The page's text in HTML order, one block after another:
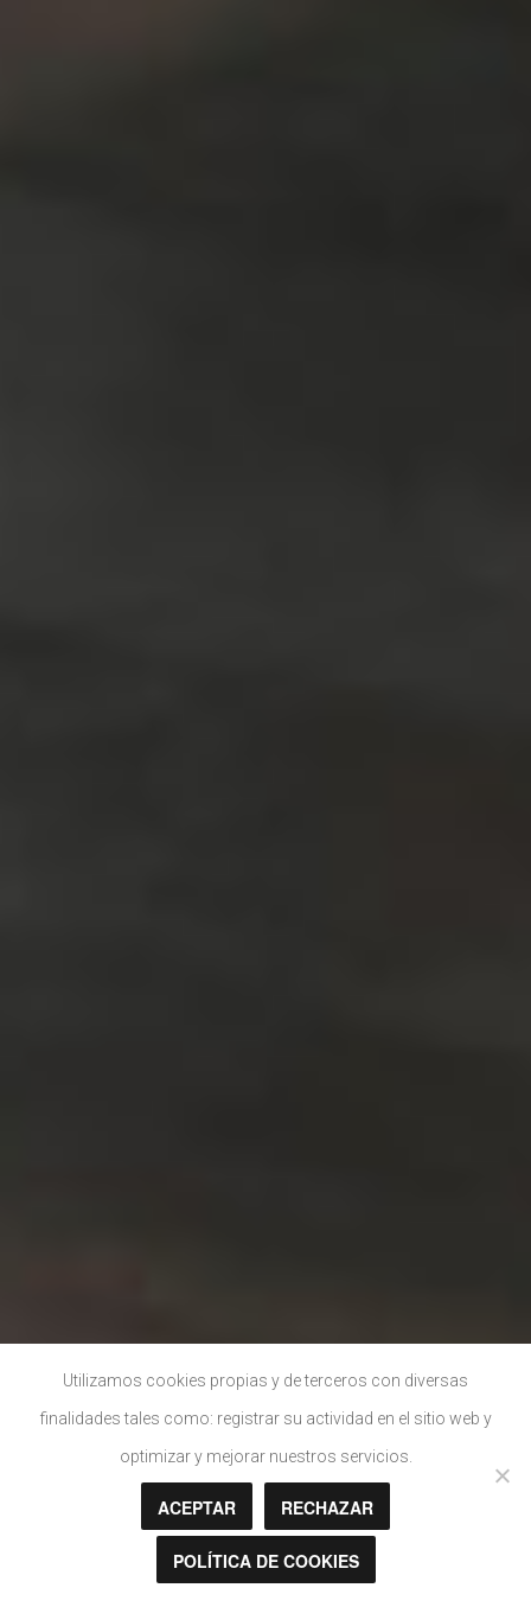
Utilizamos cookies propias y de terceros con diversas
finalidades tales como: registrar su actividad en el sitio web y
optimizar y mejorar nuestros servicios.
ACEPTAR RECHAZAR
POLÍTICA DE COOKIES